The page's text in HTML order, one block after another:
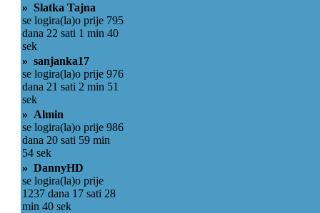
» Slatka Tajna
se logira(la)o prije 795
dana 22 sati 1 min 40
sek
» sanjanka17
se logira(la)o prije 976
dana 21 sati 2 min 51
sek
» Almin
se logira(la)o prije 986
dana 20 sati 59 min
54 sek
» DannyHD
se logira(la)o prije
1237 dana 17 sati 28
min 40 sek